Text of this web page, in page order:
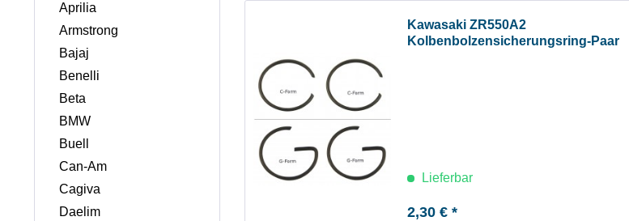
Aprilia
Armstrong
Bajaj
Benelli
Beta
BMW
Buell
Can-Am
Cagiva
Daelim
Kawasaki ZR550A2
Kolbenbolzensicherungsring-Paar
Lieferbar
2,30 € *